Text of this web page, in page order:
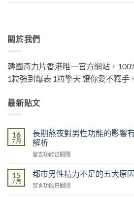
關於我們
韓國奇力片香港唯一官方網站，
1粒強到爆表 1粒擎天 讓你愛不釋手
最新貼文
16
7 月
長期熬夜對男性功能的影響
解析
在
期
熬
夜
留言功能已關閉
15
7 月
都市男性精力不足的五大原
在
留言功能已關閉